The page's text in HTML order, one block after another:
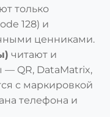
только
128) и
ценниками.
читают и
QR, DataMatrix,
с маркировкой
телефона и